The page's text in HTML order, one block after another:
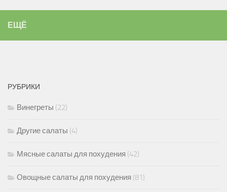
ЕЩЁ
РУБРИКИ
Винегреты (22)
Другие салаты (4)
Мясные салаты для похудения (42)
Овощные салаты для похудения (81)